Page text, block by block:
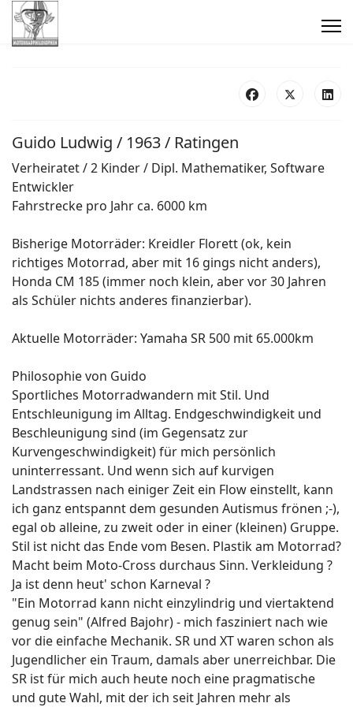
Guido Ludwig / 1963 / Ratingen
Verheiratet / 2 Kinder / Dipl. Mathematiker, Software
Entwickler
Fahrstrecke pro Jahr ca. 6000 km
Bisherige Motorräder: Kreidler Florett (ok, kein
richtiges Motorrad, aber mit 16 gings nicht anders),
Honda CM 185 (immer noch klein, aber vor 30 Jahren
als Schüler nichts anderes finanzierbar).
Aktuelle Motorräder: Yamaha SR 500 mit 65.000km
Philosophie von Guido
Sportliches Motorradwandern mit Stil. Und
Entschleunigung im Alltag. Endgeschwindigkeit und
Beschleunigung sind (im Gegensatz zur
Kurvengeschwindigkeit) für mich persönlich
uninterressant. Und wenn sich auf kurvigen
Landstrassen nach einiger Zeit ein Flow einstellt, kann
ich ganz entspannt dem gesunden Autismus frönen ;-),
egal ob alleine, zu zweit oder in einer (kleinen) Gruppe.
Stil ist nicht das Ende vom Besen. Plastik am Motorrad?
Macht beim Moto-Cross durchaus Sinn. Verkleidung ?
Ja ist denn heut' schon Karneval ?
"Ein Motorrad kann nicht einzylindrig und viertaktend
genug sein" (Alfred Bajohr) - mich fasziniert nach wie
vor die einfache Mechanik. SR und XT waren schon als
Jugendlicher ein Traum, damals aber unerreichbar. Die
SR ist für mich auch heute noch eine pragmatische
und gute Wahl, mit der ich seit Jahren mehr als